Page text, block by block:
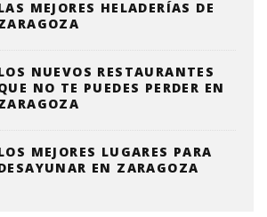
MEJORES HELADERÍAS DE
NUEVOS RESTAURANTES
NO TE PUEDES PERDER EN
MEJORES LUGARES PARA
EN ZARAGOZA